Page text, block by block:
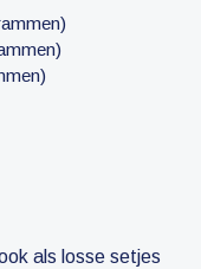
als losse setjes